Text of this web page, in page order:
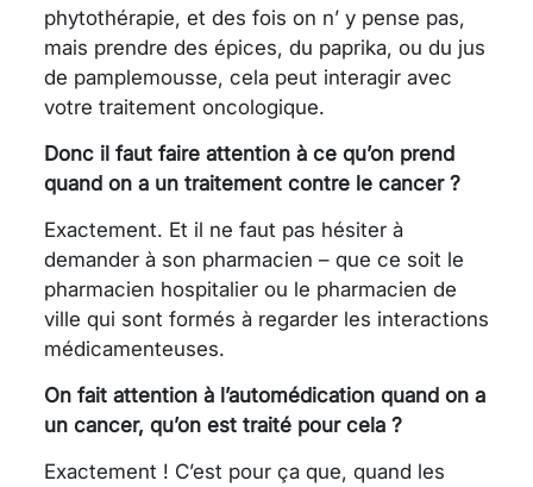
phytothérapie, et des fois on n’ y pense pas,
mais prendre des épices, du paprika, ou du jus
de pamplemousse, cela peut interagir avec
votre traitement oncologique.
Donc il faut faire attention à ce qu’on prend
quand on a un traitement contre le cancer ?
Exactement. Et il ne faut pas hésiter à
demander à son pharmacien – que ce soit le
pharmacien hospitalier ou le pharmacien de
ville qui sont formés à regarder les interactions
médicamenteuses.
On fait attention à l’automédication quand on a
un cancer, qu’on est traité pour cela ?
Exactement ! C’est pour ça que, quand les